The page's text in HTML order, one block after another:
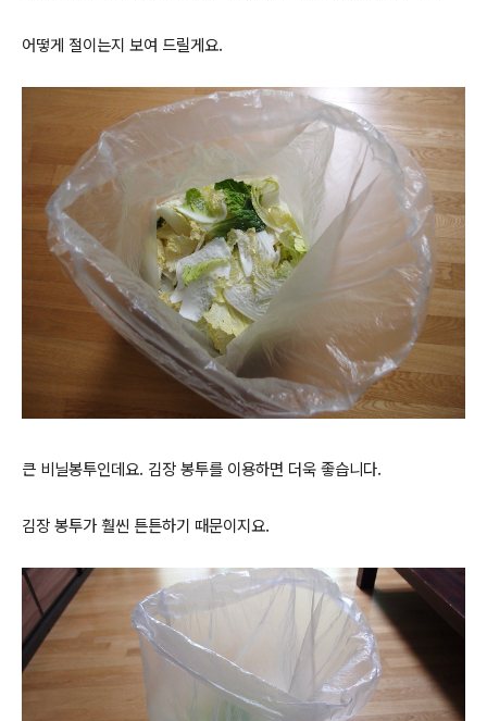
어떻게 절이는지 보여 드릴게요.
큰 비닐봉투인데요. 김장 봉투를 이용하면 더욱 좋습니다.
김장 봉투가 훨씬 튼튼하기 때문이지요.